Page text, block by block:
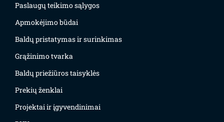
Paslaugų teikimo sąlygos
Apmokėjimo būdai
Baldų pristatymas ir surinkimas
Grąžinimo tvarka
Baldų priežiūros taisyklės
Prekių ženklai
Projektai ir įgyvendinimai